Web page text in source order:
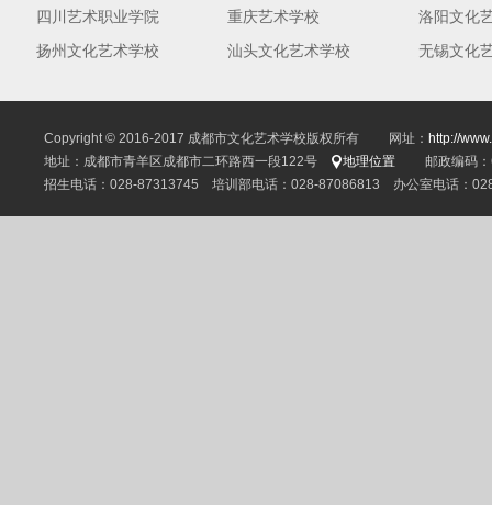
四川艺术职业学院 重庆艺术学校 洛阳文化
扬州文化艺术学校 汕头文化艺术学校 无锡文化
Copyright © 2016-2017 成都市文化艺术学校版权所有 网址： http://
地址：成都市青羊区成都市二环路西一段122号
地理位置 邮政编码：
招生电话：028-87313745 培训部电话：028-87086813 办公室电话：